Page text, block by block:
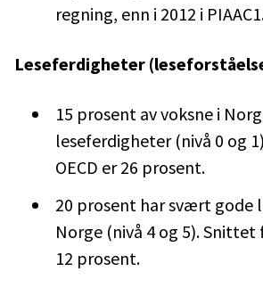
regning, enn i 2012 i
Leseferdigheter
15 prosent av voksne i
leseferdigheter (nivå 0 og
OECD er 26 prosent.
20 prosent har svært gode
Norge (nivå 4 og 5). Snittet
12 prosent.